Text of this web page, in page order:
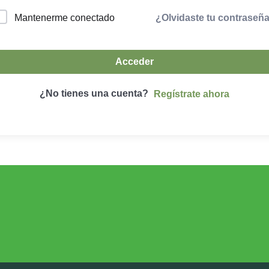
Mantenerme conectado ¿Olvidaste tu
Acceder
¿No tienes una cuenta? Regístrate ahora